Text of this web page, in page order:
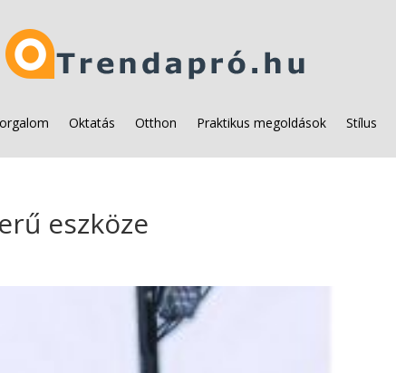
Oktatás Otthon Praktikus megoldások Stílus
eszköze